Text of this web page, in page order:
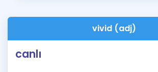
Blog
vivid (adj)
canlı